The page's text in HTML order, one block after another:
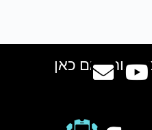
אותנו גם כאן